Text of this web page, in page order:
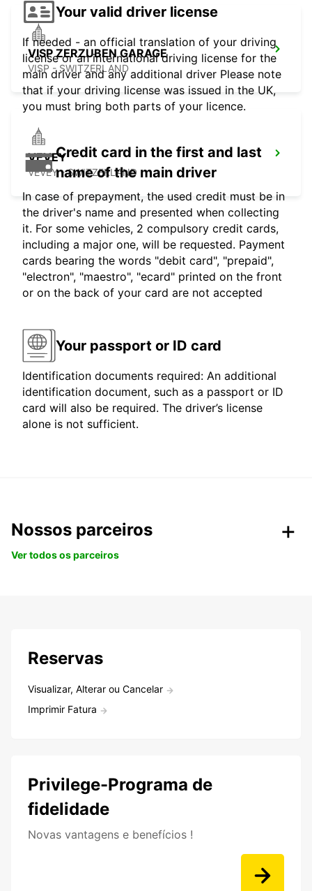
VISP ZERZUBEN GARAGE
VISP - SWITZERLAND
VEVEY
VEVEY - SWITZERLAND
Your valid driver license
If needed - an official translation of your driving
license or an international driving license for the
main driver and any additional driver Please note
that if your driving license was issued in the UK,
you must bring both parts of your licence.
Credit card in the first and last
name of the main driver
In case of prepayment, the used credit must be in
the driver's name and presented when collecting
it. For some vehicles, 2 compulsory credit cards,
including a major one, will be requested. Payment
cards bearing the words "debit card", "prepaid",
"electron", "maestro", "ecard" printed on the front
or on the back of your card are not accepted
Your passport or ID card
Identification documents required: An additional
identification document, such as a passport or ID
card will also be required. The driver’s license
alone is not sufficient.
Nossos parceiros
Ver todos os parceiros
Reservas
Visualizar, Alterar ou Cancelar
Imprimir Fatura
Privilege-Programa de
fidelidade
Novas vantagens e benefícios !